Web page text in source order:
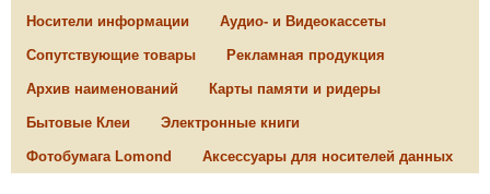
Носители информации Аудио- и Видеокассеты
Сопутствующие товары Рекламная продукция
Архив наименований Карты памяти и ридеры
Бытовые Клеи Электронные книги
Фотобумага Lomond Аксессуары для носителей данных